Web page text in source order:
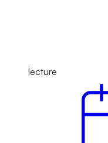
lecture